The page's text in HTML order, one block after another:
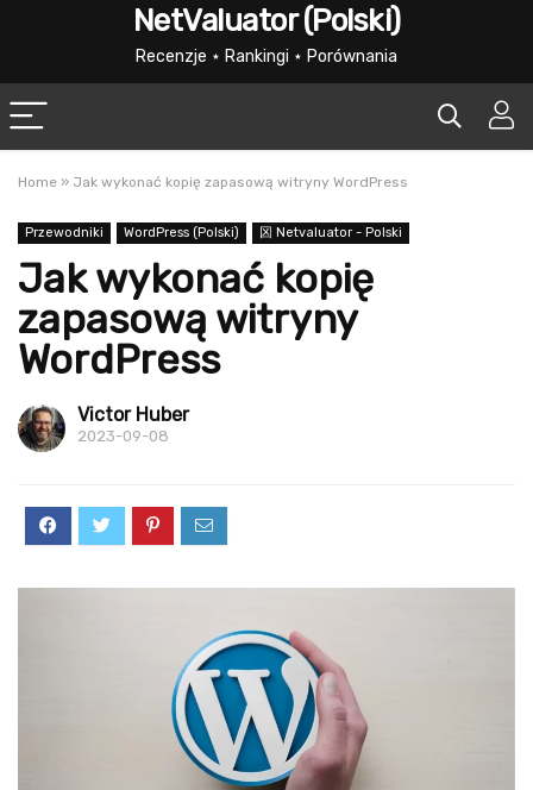
NetValuator (Polski)
Recenzje ⋆ Rankingi ⋆ Porównania
Home » Jak wykonać kopię zapasową witryny WordPress
Przewodniki WordPress (Polski) 龱 Netvaluator - Polski
Jak wykonać kopię
zapasową witryny
WordPress
Victor Huber
2023-09-08